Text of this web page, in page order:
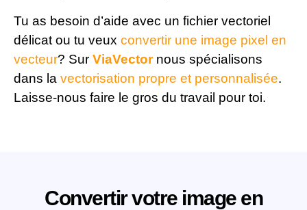
Tu as besoin d’aide avec un fichier vectoriel
délicat ou tu veux convertir une image pixel en
vecteur? Sur ViaVectornous spécialisons
dans la vectorisation propre et personnalisée.
Laisse-nous faire le gros du travail pour toi.
Convertir votre image en